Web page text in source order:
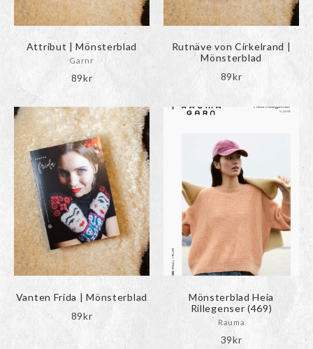
Attribut | Mönsterblad
Garnr
89kr
Rutnäve von Cirkelrand |
Mönsterblad
89kr
Vanten Frida | Mönsterblad
89kr
Mönsterblad Heia
Rillegenser (469)
Rauma
39kr